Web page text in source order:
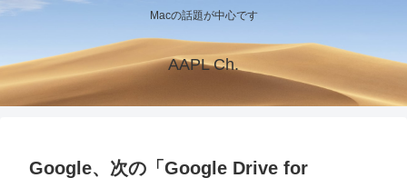
Macの話題が中心です
AAPL Ch.
Google、次の「Google Drive for